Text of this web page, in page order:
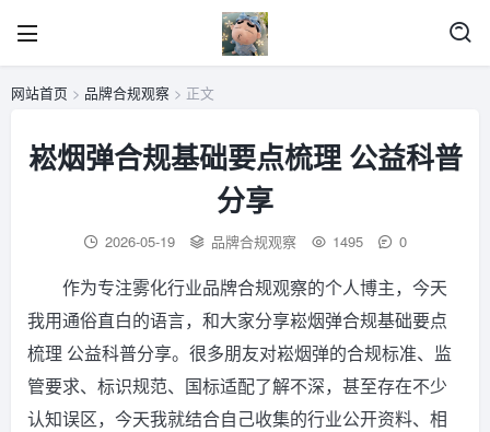
网站首页 > 品牌合规观察 > 正文
崧烟弹合规基础要点梳理 公益科普
分享
2026-05-19 品牌合规观察 1495 0
作为专注雾化行业品牌合规观察的个人博主，今天
我用通俗直白的语言，和大家分享崧烟弹合规基础要点
梳理 公益科普分享。很多朋友对崧烟弹的合规标准、监
管要求、标识规范、国标适配了解不深，甚至存在不少
认知误区，今天我就结合自己收集的行业公开资料、相